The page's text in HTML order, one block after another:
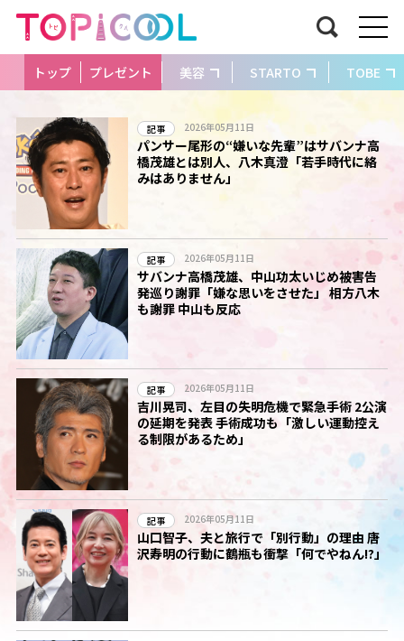
トップ プレゼント 美容 STARTO TOBE
記事 2026年05月11日
パンサー尾形の“嫌いな先輩”はサバンナ高
橋茂雄とは別人、八木真澄「若手時代に絡
みはありません」
記事 2026年05月11日
サバンナ高橋茂雄、中山功太いじめ被害告
発巡り謝罪「嫌な思いをさせた」 相方八木
も謝罪 中山も反応
記事 2026年05月11日
吉川晃司、左目の失明危機で緊急手術 2公演
の延期を発表 手術成功も「激しい運動控え
る制限があるため」
記事 2026年05月11日
山口智子、夫と旅行で「別行動」の理由 唐
沢寿明の行動に鶴瓶も衝撃「何でやねん!?」